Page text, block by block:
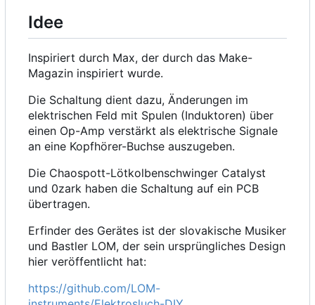
Idee
Inspiriert durch Max, der durch das Make-
Magazin inspiriert wurde.
Die Schaltung dient dazu, Änderungen im
elektrischen Feld mit Spulen (Induktoren) über
einen Op-Amp verstärkt als elektrische Signale
an eine Kopfhörer-Buchse auszugeben.
Die Chaospott-Lötkolbenschwinger Catalyst
und 0zark haben die Schaltung auf ein PCB
übertragen.
Erfinder des Gerätes ist der slovakische Musiker
und Bastler LOM, der sein ursprüngliches Design
hier veröffentlicht hat:
https://github.com/LOM-